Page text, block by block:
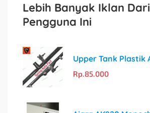
Lebih Banyak Iklan Dari
Pengguna Ini
Rp.85.000